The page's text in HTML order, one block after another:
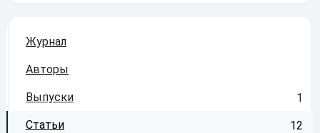
Журнал
Авторы
Выпуски 1
Статьи 12